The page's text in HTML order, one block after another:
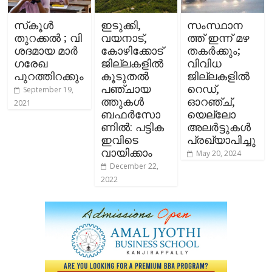
സ്​കൂള്‍
തുറക്കല്‍ ; വി​
ശ​ദ​മാ​യ മാ​ര്‍​
ഗ​രേ​ഖ
പുറത്തിറക്കും
September 19,
2021
ഇടുക്കി,
വയനാട്,
കോഴിക്കോട്
ജില്ലകളില്‍
കൂടുതല്‍
പഞ്ചായ
ത്തുകള്‍
ബഫര്‍സോ
ണിൽ: പട്ടിക
ഇവിടെ
വായിക്കാം
December 22,
2022
സംസ്ഥാന
ത്ത് ഇന്ന് മഴ
തകര്‍ക്കും;
വിവിധ
ജില്ലകളില്‍
റെഡ്,
ഓറഞ്ച്,
യെല്ലോ
അലര്‍ട്ടുകള്‍
പ്രഖ്യാപിച്ചു
May 20, 2024